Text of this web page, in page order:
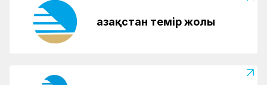
Қазақстан темір жолы